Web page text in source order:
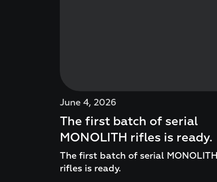
June 4, 2026
The first batch of serial
MONOLITH rifles is ready.
The first batch of serial MONOLITH
rifles is ready.